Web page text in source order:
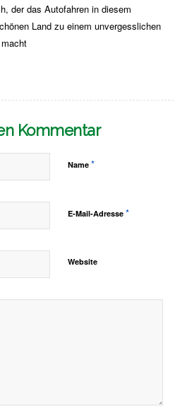
der das Autofahren in diesem
Land zu einem unvergesslichen
Kommentar
Name *
E-Mail-Adresse *
Website